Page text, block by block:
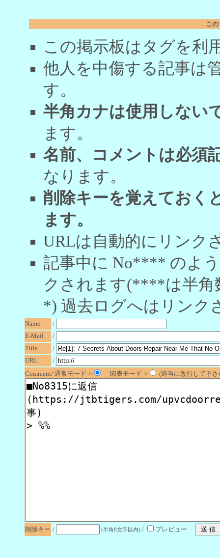
こ
この掲示板はタグを利
他人を中傷する記事は
す。
半角カナは使用しない
ます。
名前、コメントは必須
なります。
削除キーを覚えておく
ます。
URLは自動的にリンク
記事中に No**** のよ
クされます(****は半角
*) 過去ログへはリンク
Name
/
E-Mail
/
Title
/
URL
/
Comment/ 通常モード->
図表モード-> (適当に改行して下
削除キー / (半角8文字以内) / プレビュー